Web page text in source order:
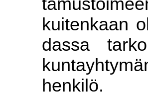
kuitenkaan
dassa
henkilö.